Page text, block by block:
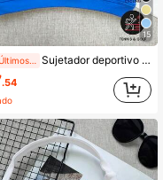
15
Sujetador deportivo de mujer con cuello halter de alto soporte y push-up, sujetador de yoga y fitness sin costuras, top de entrenamiento para gimnasio, athleisure
.54